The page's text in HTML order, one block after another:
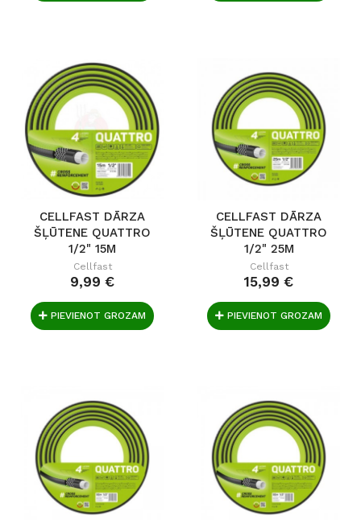
CELLFAST DĀRZA
ŠĻŪTENE QUATTRO
1/2" 15M
Cellfast
9,99 €
PIEVIENOT GROZAM
CELLFAST DĀRZA
ŠĻŪTENE QUATTRO
1/2" 25M
Cellfast
15,99 €
PIEVIENOT GROZAM